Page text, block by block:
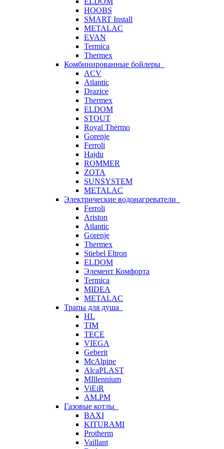
HOOBS
SMART Install
METALAC
EVAN
Termica
Thermex
Комбинированные бойлеры
ACV
Atlantic
Drazice
Thermex
ELDOM
STOUT
Royal Thermo
Gorenje
Ferroli
Hajdu
ROMMER
ZOTA
SUNSYSTEM
METALAC
Электрические водонагреватели
Ferroli
Ariston
Atlantic
Gorenje
Thermex
Stiebel Eltron
ELDOM
Элемент Комфорта
Termica
MIDEA
METALAC
Трапы для душа
HL
TIM
TECE
VIEGA
Geberit
McAlpine
AlcaPLAST
MIllennium
ViEiR
AM.PM
Газовые котлы
BAXI
KITURAMI
Protherm
Vaillant